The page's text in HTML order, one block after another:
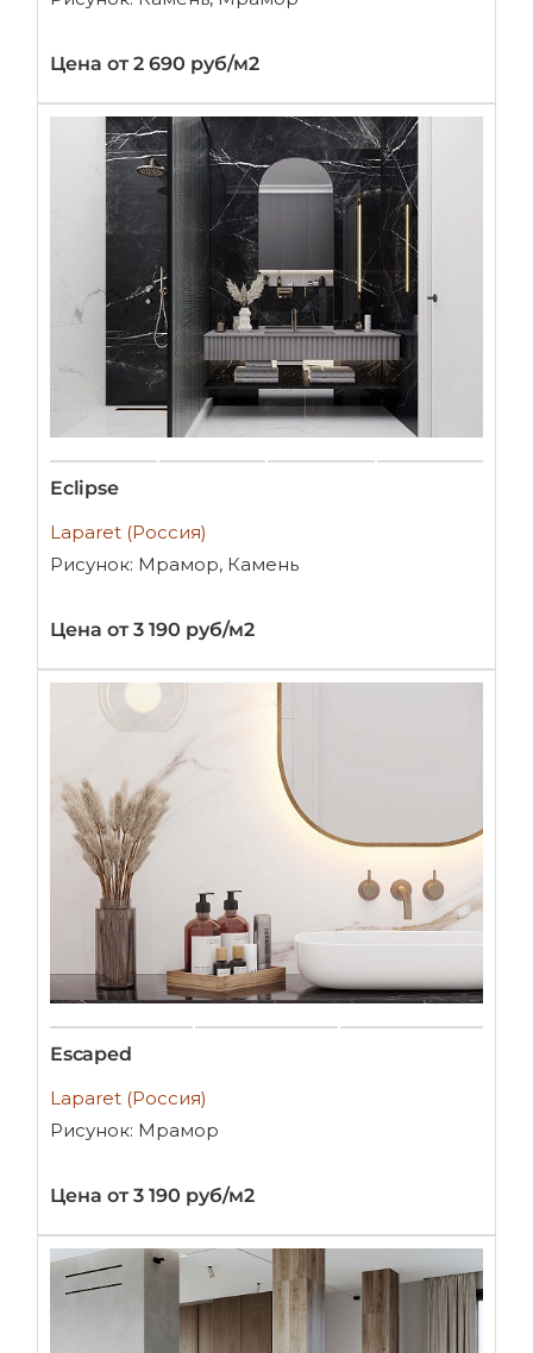
Цена от 2 690 руб/м2
Eclipse
Laparet (Россия)
Рисунок: Мрамор, Камень
Цена от 3 190 руб/м2
Escaped
Laparet (Россия)
Рисунок: Мрамор
Цена от 3 190 руб/м2